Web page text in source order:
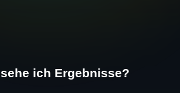
ich Ergebnisse?